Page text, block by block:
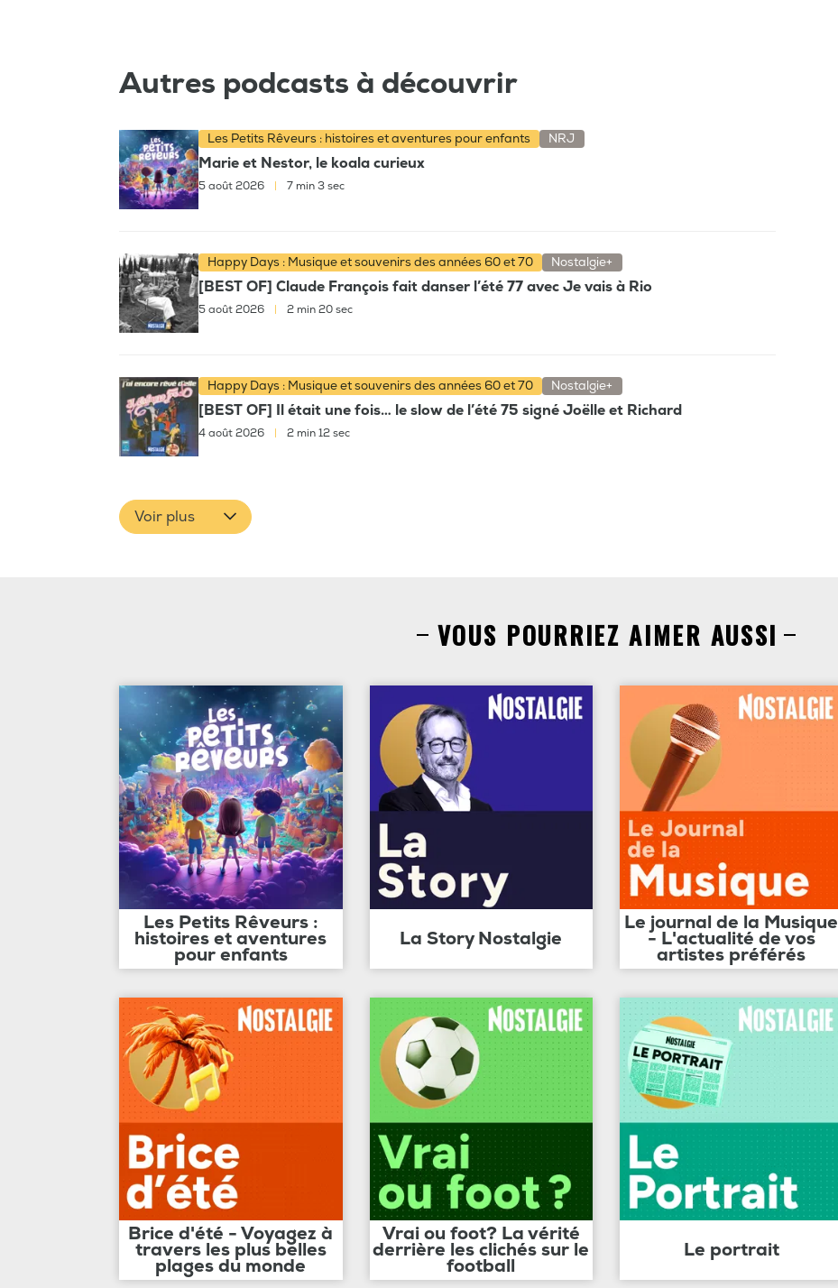
Autres podcasts à découvrir
Les Petits Rêveurs : histoires et aventures pour enfants NRJ
Marie et Nestor, le koala curieux
5 août 2026 7 min 3 sec
Happy Days : Musique et souvenirs des années 60 et 70 Nostalgie+
[BEST OF] Claude François fait danser l’été 77 avec Je vais à Rio
5 août 2026 2 min 20 sec
Happy Days : Musique et souvenirs des années 60 et 70 Nostalgie+
[BEST OF] Il était une fois… le slow de l’été 75 signé Joëlle et Richard
4 août 2026 2 min 12 sec
Voir plus
VOUS POURRIEZ AIMER AUSSI
Les Petits Rêveurs :
histoires et aventures
pour enfants
La Story Nostalgie
Le journal de la Musique
- L'actualité de vos
artistes préférés
Brice d'été - Voyagez à
travers les plus belles
plages du monde
Vrai ou foot? La vérité
derrière les clichés sur le
football
Le portrait